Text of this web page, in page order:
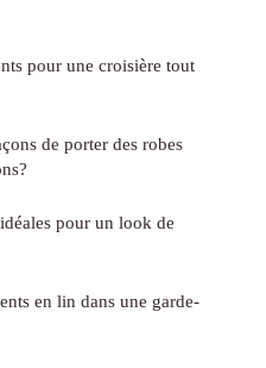
pour une croisière tout
de porter des robes
pour un look de
en lin dans une garde-